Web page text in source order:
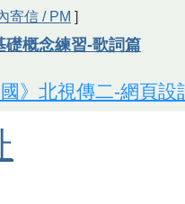
寄信 / PM ]
概念練習-歌詞篇
》北視傳二-網頁設